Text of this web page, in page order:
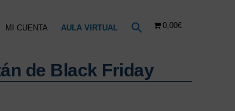
MI CUENTA AULA VIRTUAL 0,00€
de Black Friday